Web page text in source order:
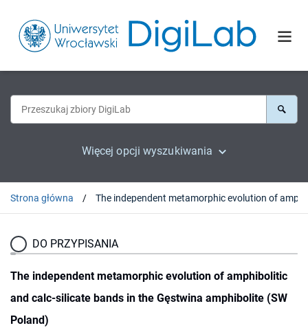
Więcej opcji wyszukiwania
Strona główna
DO PRZYPISANIA
The independent metamorphic evolution of amphibolitic
and calc-silicate bands in the Gęstwina amphibolite (SW
Poland)